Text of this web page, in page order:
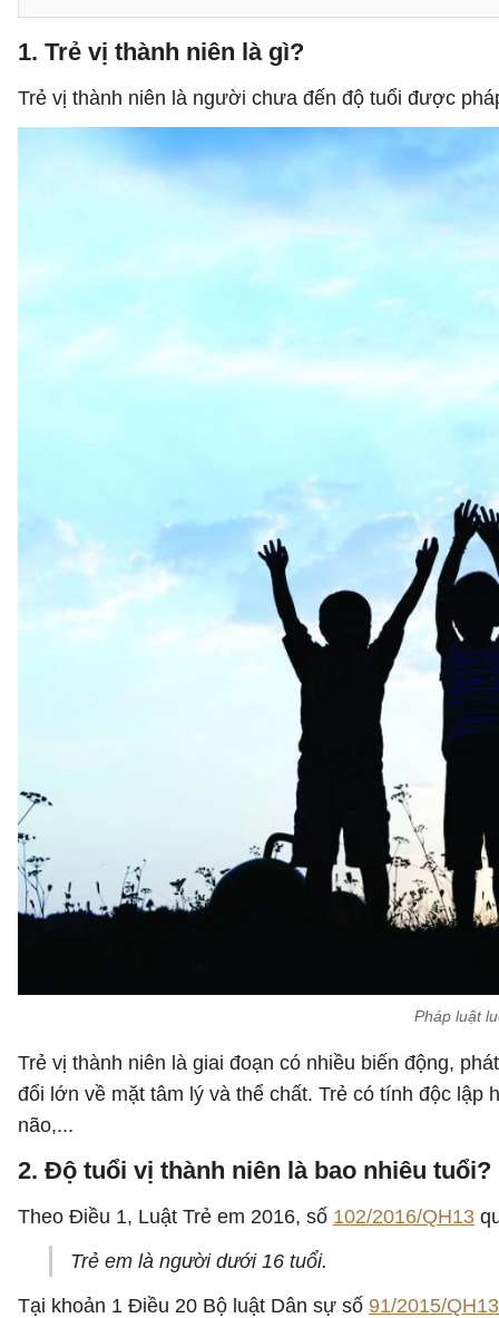
1. Trẻ vị thành niên là gì?
Trẻ vị thành niên là người chưa đến độ tuổi được
Pháp luật
Trẻ vị thành niên là giai đoạn có nhiều biến động,
đổi lớn về mặt tâm lý và thể chất. Trẻ có tính độc
não,...
2. Độ tuổi vị thành niên là bao nhiêu tuổi?
Theo Điều 1, Luật Trẻ em 2016, số 102/2016/QH13
Trẻ em là người dưới 16 tuổi.
Tại khoản 1 Điều 20 Bộ luật Dân sự số 91/2015/QH13